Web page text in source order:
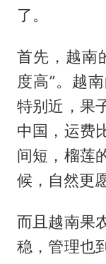
了。
首先，越南
度高”。越
特别近，果
中国，运费
间短，榴莲
候，自然更
而且越南果
稳，管理也